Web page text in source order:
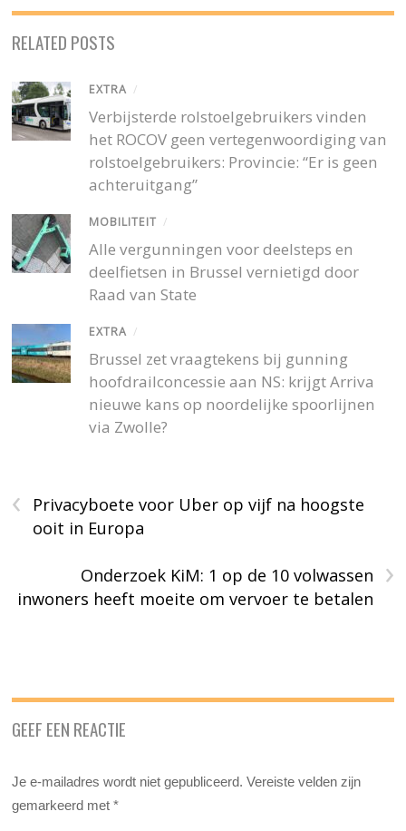
RELATED POSTS
EXTRA /
Verbijsterde rolstoelgebruikers vinden
het ROCOV geen vertegenwoordiging van
rolstoelgebruikers: Provincie: “Er is geen
achteruitgang”
MOBILITEIT /
Alle vergunningen voor deelsteps en
deelfietsen in Brussel vernietigd door
Raad van State
EXTRA /
Brussel zet vraagtekens bij gunning
hoofdrailconcessie aan NS: krijgt Arriva
nieuwe kans op noordelijke spoorlijnen
via Zwolle?
‹
Privacyboete voor Uber op vijf na hoogste
ooit in Europa
›
Onderzoek KiM: 1 op de 10 volwassen
inwoners heeft moeite om vervoer te betalen
GEEF EEN REACTIE
Je e-mailadres wordt niet gepubliceerd. Vereiste velden zijn
gemarkeerd met*